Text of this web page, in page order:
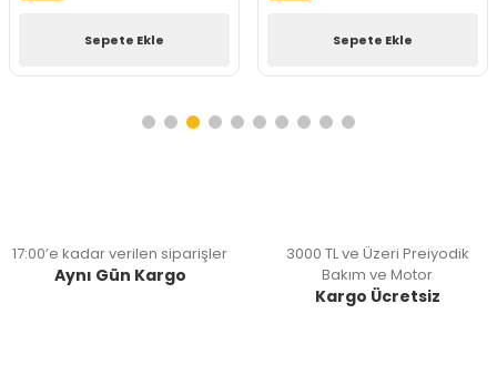
Sepete Ekle Sepete Ekle
17:00’e kadar verilen siparişler
Aynı Gün Kargo
3000 TL ve Üzeri Preiyodik
Bakım ve Motor
Kargo Ücretsiz